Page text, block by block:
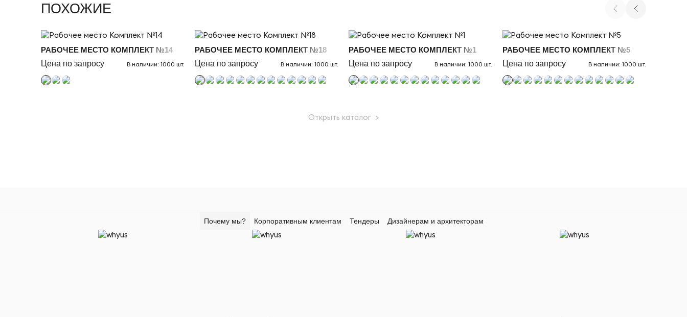
ПОХОЖИЕ
РАБОЧЕЕ МЕСТО КОМПЛЕКТ №14
Цена по запросу
В наличии: 1000 шт.
РАБОЧЕЕ МЕСТО КОМПЛЕКТ №18
Цена по запросу
В наличии: 1000 шт.
РАБОЧЕЕ МЕСТО КОМПЛЕКТ №1
Цена по запросу
В наличии: 1000 шт.
РАБОЧЕЕ МЕСТО КОМПЛЕКТ №5
Цена по запросу
В наличии: 1000 шт.
Открыть каталог >
Почему мы? Корпоративным клиентам Тендеры Дизайнерам и архитекторам